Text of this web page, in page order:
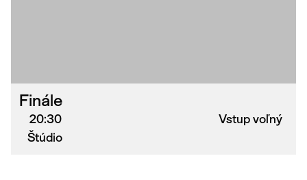
Finále
20:30
Štúdio
Vstup voľný